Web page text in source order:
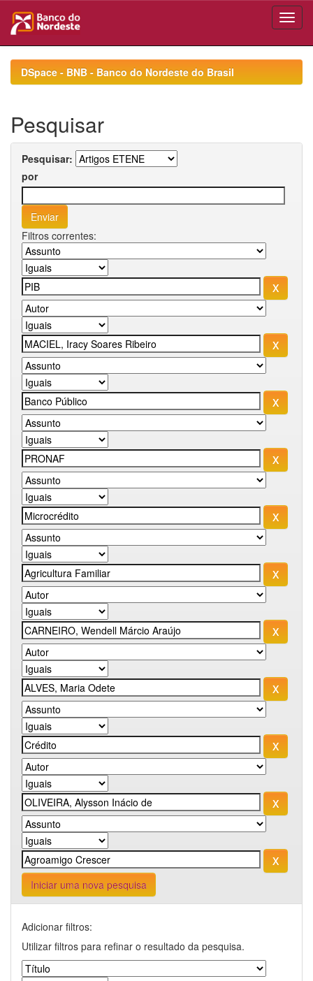
navigationDSpace - BNB - Banco do Nordeste do Brasil
Pesquisar
Pesquisar:
por
Filtros correntes:
Iniciar uma nova pesquisa
Adicionar filtros:
Utilizar filtros para refinar o resultado da pesquisa.